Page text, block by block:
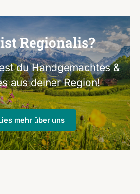
Regionalis?
du Handgemachtes &
aus deiner Region!
mehr über uns